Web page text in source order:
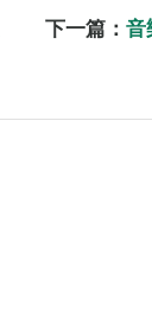
下一篇： 音